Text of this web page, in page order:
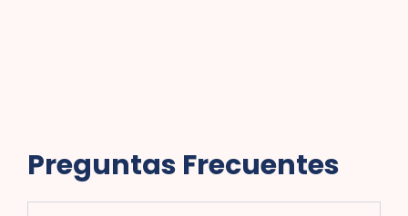
Preguntas Frecuentes